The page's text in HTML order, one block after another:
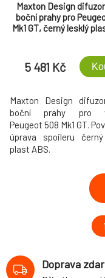
Maxton Design
boční prahy pro
Mk1 GT, černý lesklý
5 481 Kč
Maxton Design
boční prahy pro
Peugeot 508 Mk1 GT.
úprava spoileru
plast ABS.
1
Doprava